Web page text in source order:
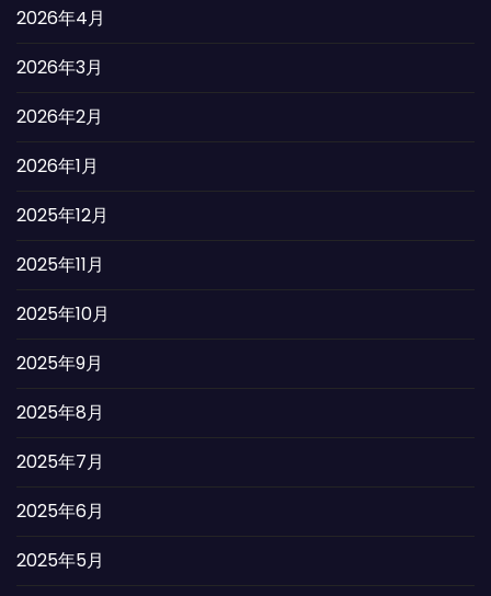
2026年4月
2026年3月
2026年2月
2026年1月
2025年12月
2025年11月
2025年10月
2025年9月
2025年8月
2025年7月
2025年6月
2025年5月